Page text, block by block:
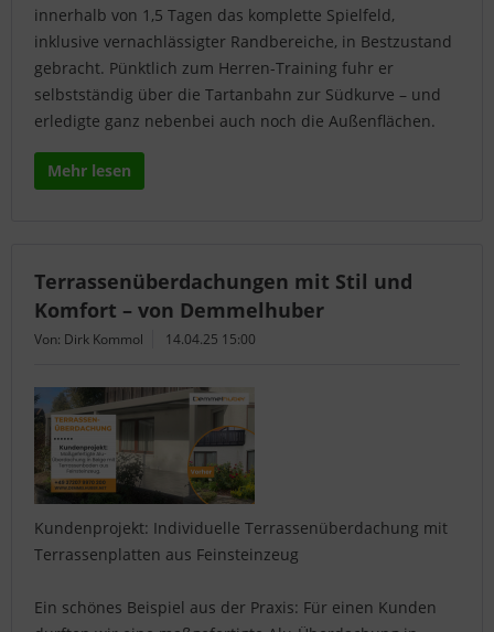
innerhalb von 1,5 Tagen das komplette Spielfeld,
inklusive vernachlässigter Randbereiche, in Bestzustand
gebracht. Pünktlich zum Herren-Training fuhr er
selbstständig über die Tartanbahn zur Südkurve – und
erledigte ganz nebenbei auch noch die Außenflächen.
Mehr lesen
Terrassenüberdachungen mit Stil und
Komfort – von Demmelhuber
Von: Dirk Kommol 14.04.25 15:00
Kundenprojekt: Individuelle Terrassenüberdachung mit
Terrassenplatten aus Feinsteinzeug
Ein schönes Beispiel aus der Praxis: Für einen Kunden